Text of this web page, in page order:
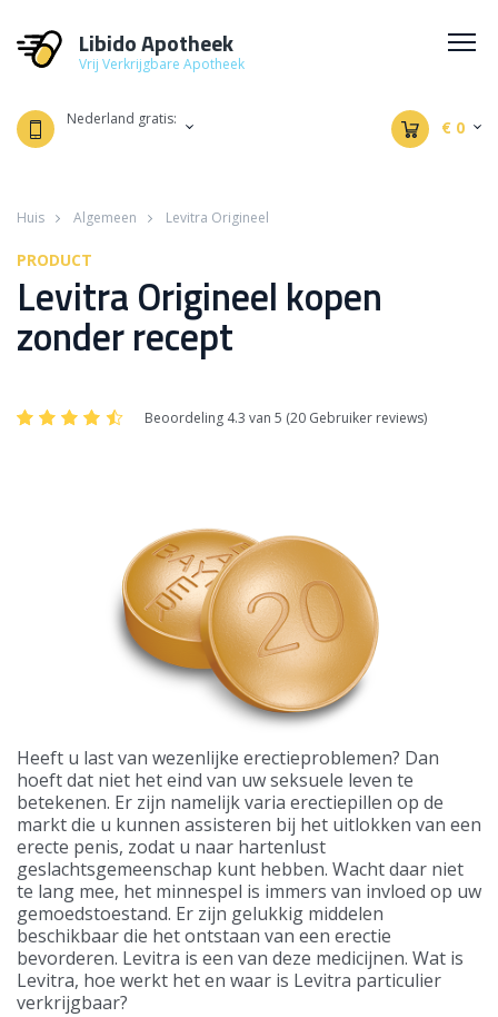
Libido Apotheek
Vrij Verkrijgbare Apotheek
Nederland gratis: € 0
Huis Algemeen Levitra Origineel
PRODUCT
Levitra Origineel kopen
zonder recept
Beoordeling 4.3 van 5 (20 Gebruiker reviews)
Heeft u last van wezenlijke erectieproblemen? Dan
hoeft dat niet het eind van uw seksuele leven te
betekenen. Er zijn namelijk varia erectiepillen op de
markt die u kunnen assisteren bij het uitlokken van een
erecte penis, zodat u naar hartenlust
geslachtsgemeenschap kunt hebben. Wacht daar niet
te lang mee, het minnespel is immers van invloed op uw
gemoedstoestand. Er zijn gelukkig middelen
beschikbaar die het ontstaan van een erectie
bevorderen. Levitra is een van deze medicijnen. Wat is
Levitra, hoe werkt het en waar is Levitra particulier
verkrijgbaar?